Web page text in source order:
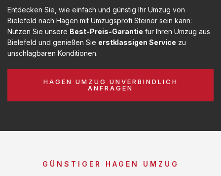
Entdecken Sie, wie einfach und günstig Ihr Umzug von
Bielefeld nach Hagen mit Umzugsprofi Steiner sein kann:
Nutzen Sie unsere Best-Preis-Garantie für Ihren Umzug aus
Bielefeld und genießen Sie erstklassigen Service zu
unschlagbaren Konditionen.
HAGEN UMZUG UNVERBINDLICH
ANFRAGEN
GÜNSTIGER HAGEN UMZUG